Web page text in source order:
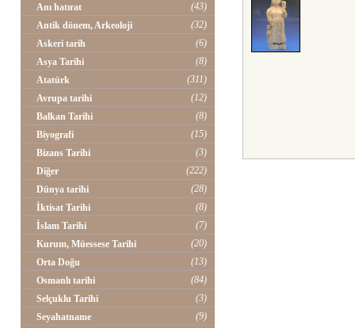
Anı hatırat
(43)
Antik dönem, Arkeoloji
(32)
Askeri tarih
(6)
Asya Tarihi
(8)
Atatürk
(311)
Avrupa tarihi
(12)
Balkan Tarihi
(8)
Biyografi
(15)
Bizans Tarihi
(3)
Diğer
(222)
Dünya tarihi
(28)
İktisat Tarihi
(8)
İslam Tarihi
(7)
Kurum, Müessese Tarihi
(20)
Orta Doğu
(13)
Osmanlı tarihi
(84)
Selçuklu Tarihi
(3)
Seyahatname
(9)